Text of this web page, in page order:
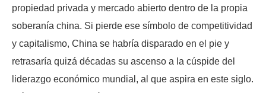
propiedad privada y mercado abierto dentro de la propia
soberanía china. Si pierde ese símbolo de competitividad
y capitalismo, China se habría disparado en el pie y
retrasaría quizá décadas su ascenso a la cúspide del
liderazgo económico mundial, al que aspira en este siglo.